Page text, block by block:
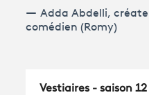
Adda Abdelli,
comédien (Romy)
Vestiaires - saison 12